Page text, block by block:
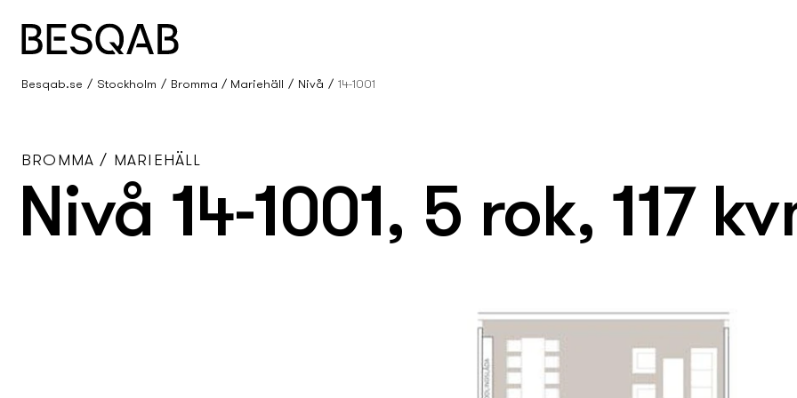
Besqab.se Stockholm Bromma / Mariehäll Nivå 14-1001
BROMMA / MARIEHÄLL
Nivå 14-1001, 5 rok, 117